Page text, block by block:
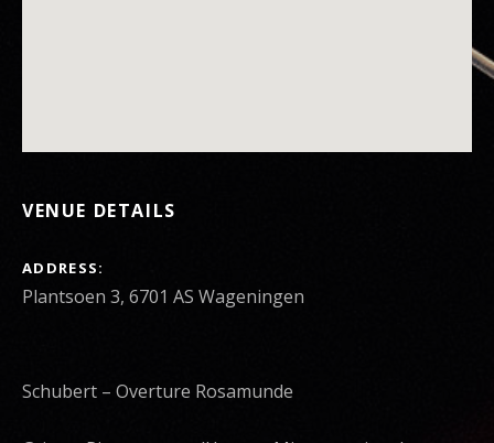
VENUE DETAILS
ADDRESS
Schubert – Overture Rosamunde